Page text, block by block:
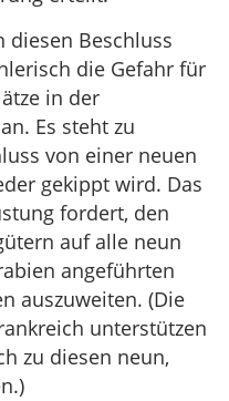
diesen Beschluss
die Gefahr für
in der
Es steht zu
von einer neuen
gekippt wird. Das
fordert, den
auf alle neun
angeführten
auszuweiten. (Die
unterstützen
zu diesen neun,